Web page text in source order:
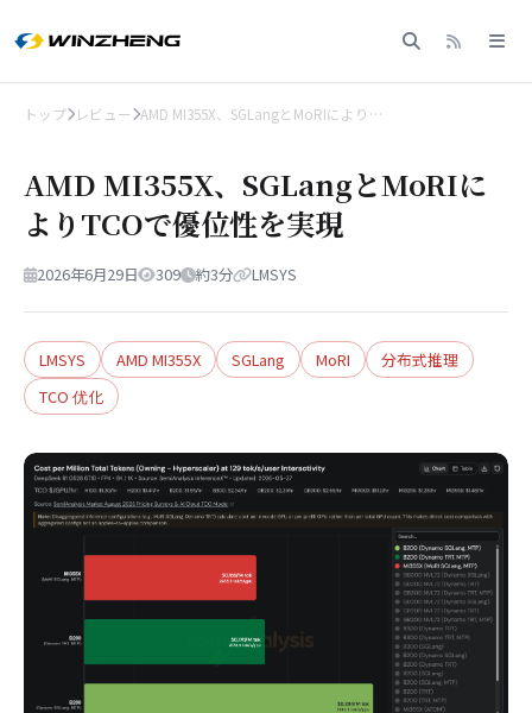
トップ レビュー AMD MI355X、SGLangとMoRIにより…
AMD MI355X、SGLangとMoRIに
よりTCOで優位性を実現
2026年6月29日 309 約3分 LMSYS
LMSYS AMD MI355X SGLang MoRI
分布式推理
TCO 优化